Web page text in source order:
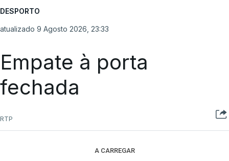
DESPORTO
atualizado 9 Agosto 2026, 23:33
Empate à porta
fechada
RTP
A CARREGAR